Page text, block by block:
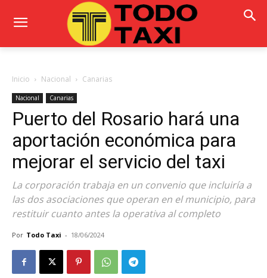
Inicio Nacional Canarias
Nacional Canarias
Puerto del Rosario hará una
aportación económica para
mejorar el servicio del taxi
La corporación trabaja en un convenio que incluiría a
las dos asociaciones que operan en el municipio, para
restituir cuanto antes la operativa al completo
Por Todo Taxi - 18/06/2024